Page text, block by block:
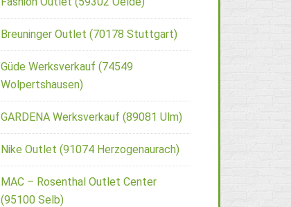
Breuninger Outlet (70178 Stuttgart)
Güde Werksverkauf (74549
Wolpertshausen)
GARDENA Werksverkauf (89081 Ulm)
Nike Outlet (91074 Herzogenaurach)
MAC – Rosenthal Outlet Center
(95100 Selb)